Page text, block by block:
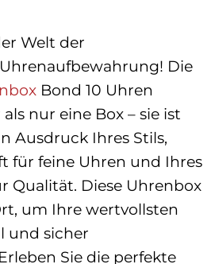
Welt der
Die
Bond 10 Uhren
nur eine Box – sie ist
Ausdruck Ihres Stils,
für feine Uhren und Ihres
Qualität. Diese Uhrenbox
um Ihre wertvollsten
und sicher
Sie die perfekte